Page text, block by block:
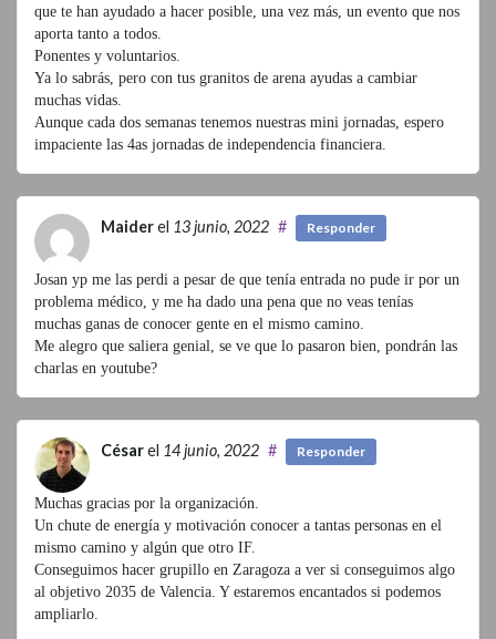
que te han ayudado a hacer posible, una vez más, un evento que nos
aporta tanto a todos.
Ponentes y voluntarios.
Ya lo sabrás, pero con tus granitos de arena ayudas a cambiar
muchas vidas.
Aunque cada dos semanas tenemos nuestras mini jornadas, espero
impaciente las 4as jornadas de independencia financiera.
Maiderel 13 junio, 2022 # Responder
Josan yp me las perdi a pesar de que tenía entrada no pude ir por un
problema médico, y me ha dado una pena que no veas tenías
muchas ganas de conocer gente en el mismo camino.
Me alegro que saliera genial, se ve que lo pasaron bien, pondrán las
charlas en youtube?
Césarel 14 junio, 2022 # Responder
Muchas gracias por la organización.
Un chute de energía y motivación conocer a tantas personas en el
mismo camino y algún que otro IF.
Conseguimos hacer grupillo en Zaragoza a ver si conseguimos algo
al objetivo 2035 de Valencia. Y estaremos encantados si podemos
ampliarlo.